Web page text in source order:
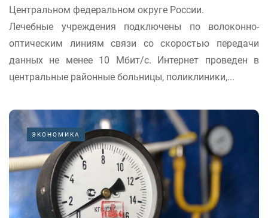
Центральном федеральном округе России.
Лечебные учреждения подключены по волоконно-
оптическим линиям связи со скоростью передачи
данных не менее 10 Мбит/с. Интернет проведен в
центральные районные больницы, поликлиники,...
ЭКОНОМИКА